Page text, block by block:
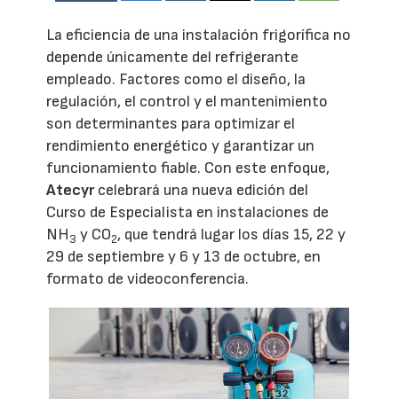
La eficiencia de una instalación frigorífica no
depende únicamente del refrigerante
empleado. Factores como el diseño, la
regulación, el control y el mantenimiento
son determinantes para optimizar el
rendimiento energético y garantizar un
funcionamiento fiable. Con este enfoque,
Atecyrcelebrará una nueva edición del
Curso de Especialista en instalaciones de
NH3 y CO2, que tendrá lugar los días 15, 22 y
29 de septiembre y 6 y 13 de octubre, en
formato de videoconferencia.